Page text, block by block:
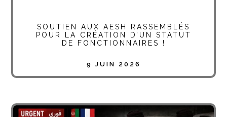
SOUTIEN AUX AESH RASSEMBLÉS
POUR LA CRÉATION D’UN STATUT
DE FONCTIONNAIRES !
9 JUIN 2026